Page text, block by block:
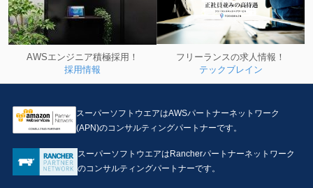
AWSエンジニア積極採用！
採用情報
フリーランスの求人情報！
テックブレイン
スーパーソフトウエアはAWSパートナーネットワーク
(APN)のコンサルティングパートナーです。
スーパーソフトウエアはRancherパートナーネットワーク
のコンサルティングパートナーです。